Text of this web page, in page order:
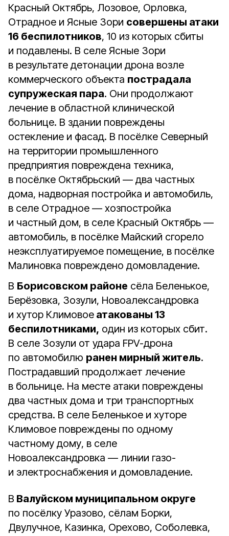
Красный Октябрь, Лозовое, Орловка,
Отрадное и Ясные Зори совершены атаки
16 беспилотников, 10 из которых сбиты
и подавлены. В селе Ясные Зори
в результате детонации дрона возле
коммерческого объекта пострадала
супружеская пара. Они продолжают
лечение в областной клинической
больнице. В здании повреждены
остекление и фасад. В посёлке Северный
на территории промышленного
предприятия повреждена техника,
в посёлке Октябрьский — два частных
дома, надворная постройка и автомобиль,
в селе Отрадное — хозпостройка
и частный дом, в селе Красный Октябрь —
автомобиль, в посёлке Майский сгорело
неэксплуатируемое помещение, в посёлке
Малиновка повреждено домовладение.
В Борисовском районе сёла Беленькое,
Берёзовка, Зозули, Новоалександровка
и хутор Климовое атакованы 13
беспилотниками, один из которых сбит.
В селе Зозули от удара FPV-дрона
по автомобилю ранен мирный житель.
Пострадавший продолжает лечение
в больнице. На месте атаки повреждены
два частных дома и три транспортных
средства. В селе Беленькое и хуторе
Климовое повреждены по одному
частному дому, в селе
Новоалександровка — линии газо-
и электроснабжения и домовладение.
В Валуйском муниципальном округе
по посёлку Уразово, сёлам Борки,
Двулучное, Казинка, Орехово, Соболевка,